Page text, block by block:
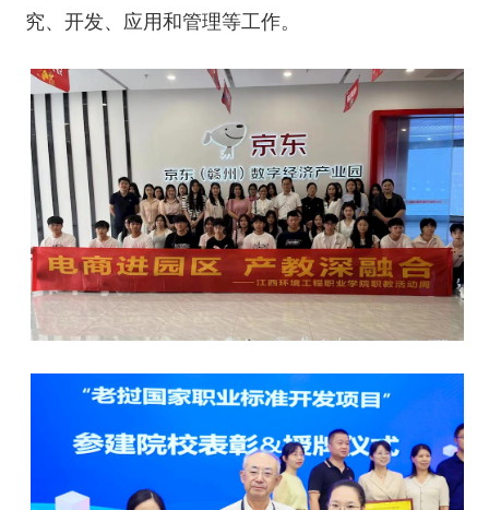
究、开发、应用和管理等工作。